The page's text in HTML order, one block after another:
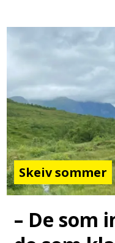
Skeiv sommer
– De som